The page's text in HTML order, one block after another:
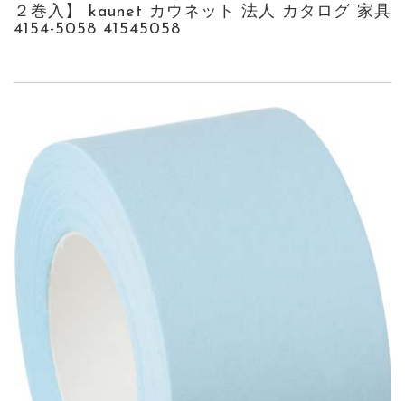
２巻入】 kaunet カウネット 法人 カタログ 家具
4154-5058 41545058